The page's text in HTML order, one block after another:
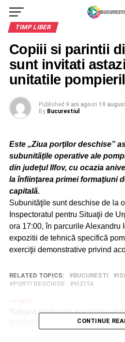
TIMP LIBER
Copiii si parintii
sunt invitati
unitatile
Published 9 ani agoon 19
By Bucurestiul
Este „Ziua porţilor deschise”
subunităţile operative ale
din judeţul Ilfov, cu ocazia
la înfiinţarea primei formaţiuni
capitală.
Subunităţile sunt deschise de la
Inspectoratul pentru Situaţii de
ora 17:00, în parcurile Alexandru
expozitii de tehnică specifică
exerciţii demonstrative privind
RELATED TOPICS: BUCURESTI
PORTI DESCHISE
VIZITA
Tabara dedicata exclusiv
pasionate de geo-științe
CONTINUE